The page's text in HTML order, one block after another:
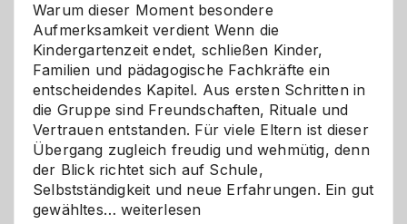
Warum dieser Moment besondere
Aufmerksamkeit verdient Wenn die
Kindergartenzeit endet, schließen Kinder,
Familien und pädagogische Fachkräfte ein
entscheidendes Kapitel. Aus ersten Schritten in
die Gruppe sind Freundschaften, Rituale und
Vertrauen entstanden. Für viele Eltern ist dieser
Übergang zugleich freudig und wehmütig, denn
der Blick richtet sich auf Schule,
Selbstständigkeit und neue Erfahrungen. Ein gut
gewähltes…Abschied
weiterlesen